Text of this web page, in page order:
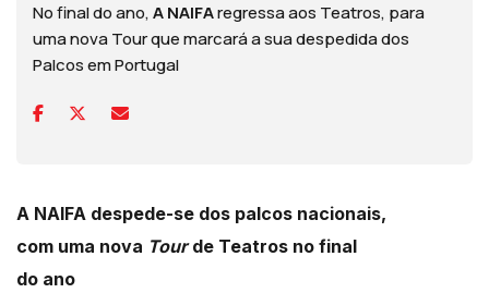
No final do ano,A NAIFAregressa aos Teatros, para
uma nova Tour que marcará a sua despedida dos
Palcos em Portugal
A NAIFA despede-se dos palcos nacionais,
com uma nova Tourde Teatros no final
do ano